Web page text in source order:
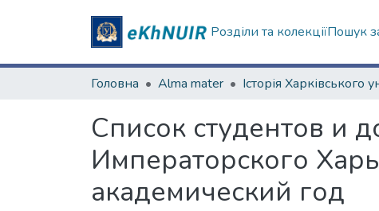
Розділи та колекціїПошук
Головна Alma mater
Список студентов и
Императорского
академический год